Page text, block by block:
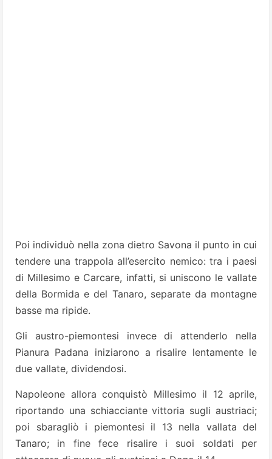
Poi individuò nella zona dietro Savona il punto in cui
tendere una trappola all’esercito nemico: tra i paesi
di Millesimo e Carcare, infatti, si uniscono le vallate
della Bormida e del Tanaro, separate da montagne
basse ma ripide.
Gli austro-piemontesi invece di attenderlo nella
Pianura Padana iniziarono a risalire lentamente le
due vallate, dividendosi.
Napoleone allora conquistò Millesimo il 12 aprile,
riportando una schiacciante vittoria sugli austriaci;
poi sbaragliò i piemontesi il 13 nella vallata del
Tanaro; in fine fece risalire i suoi soldati per